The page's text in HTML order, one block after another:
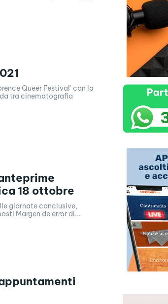
Queer Festival' con la
tra cinematografia
18 ottobre
giornate conclusive,
Margen de error di...